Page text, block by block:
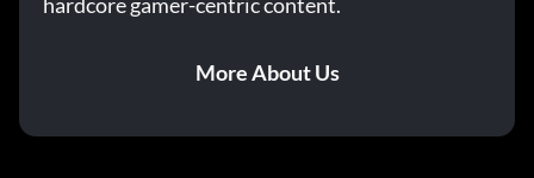
More About Us